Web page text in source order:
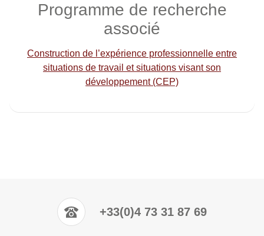
Programme de recherche
associé
Construction de l’expérience professionnelle entre
situations de travail et situations visant son
développement (CEP)
+33(0)4 73 31 87 69